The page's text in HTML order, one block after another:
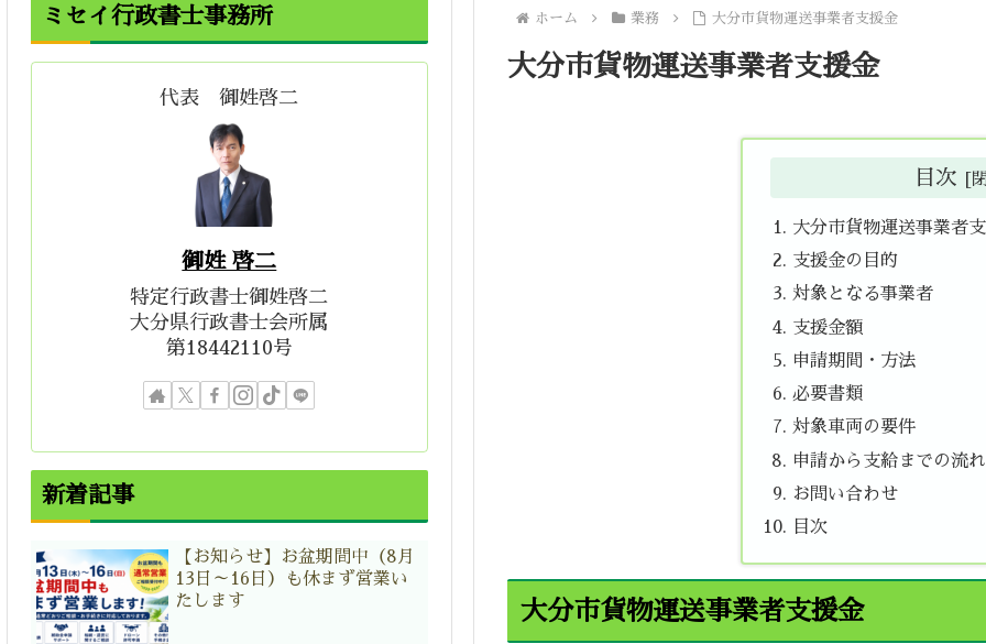
ホーム 業務 大分市貨物運送事業者支援金
大分市貨物運送事業者支援金
目次
大分市貨物運送事業者
支援金の目的
対象となる事業者
支援金額
申請期間・方法
必要書類
対象車両の要件
申請から支給までの流れ
お問い合わせ
目次
大分市貨物運送事業者支援金
ミセイ行政書士事務所
代表 御姓啓二
御姓 啓二
特定行政書士御姓啓二
大分県行政書士会所属
第18442110号
新着記事
【お知らせ】お盆期間中（8月
13日～16日）も休まず営業い
たします